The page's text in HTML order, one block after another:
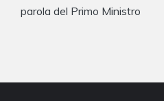
parola del Primo Ministro